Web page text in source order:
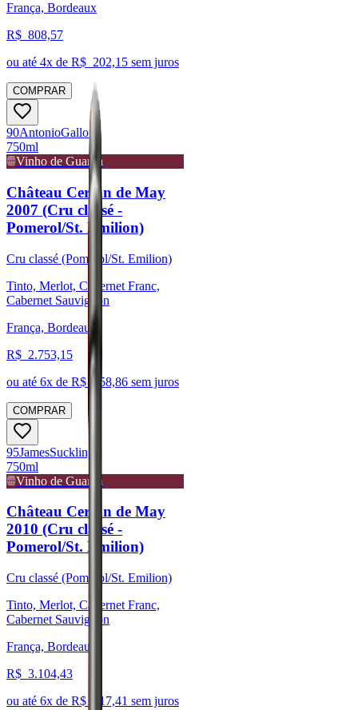
França, Bordeaux
R$ 808,57
ou até 4x de R$ 202,15 sem juros
COMPRAR
90AntonioGalloni
750ml
Vinho de Guarda
Château Certan de May
2007 (Cru classé -
Pomerol/St. Emilion)
Cru classé (Pomerol/St. Emilion)
Tinto, Merlot, Cabernet Franc,
Cabernet Sauvignon
França, Bordeaux
R$ 2.753,15
ou até 6x de R$ 458,86 sem juros
COMPRAR
95JamesSuckling
750ml
Vinho de Guarda
Château Certan de May
2010 (Cru classé -
Pomerol/St. Emilion)
Cru classé (Pomerol/St. Emilion)
Tinto, Merlot, Cabernet Franc,
Cabernet Sauvignon
França, Bordeaux
R$ 3.104,43
ou até 6x de R$ 517,41 sem juros